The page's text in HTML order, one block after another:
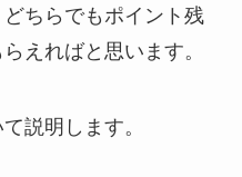
ちらでもポイント残
えればと思います。
説明します。